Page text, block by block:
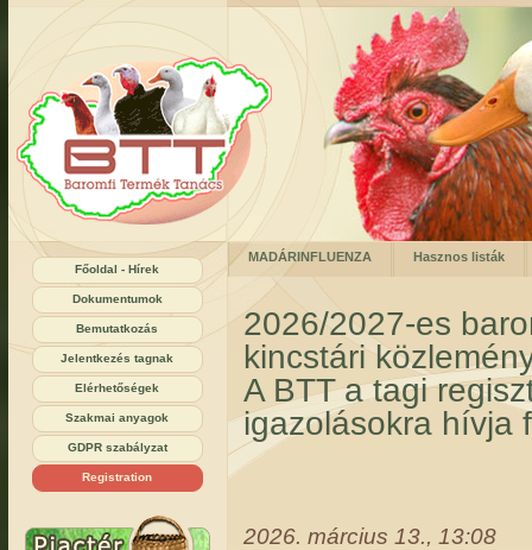
Főoldal - Hírek
Dokumentumok
Bemutatkozás
Jelentkezés tagnak
Elérhetőségek
Szakmai anyagok
GDPR szabályzat
Registration
MADÁRINFLUENZA Hasznos listák
2026/2027-es
kincstári
A BTT a tagi
igazolásokra hívja
2026. március 13., 13:08